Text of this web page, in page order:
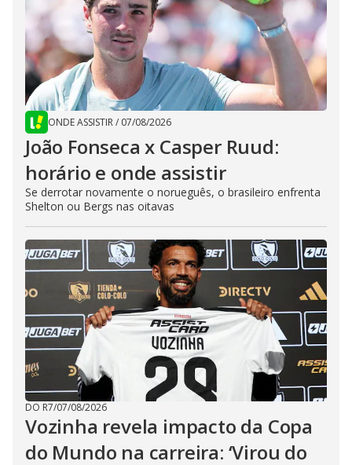
ONDE ASSISTIR/ 07/08/2026
João Fonseca x Casper Ruud:
horário e onde assistir
Se derrotar novamente o norueguês, o brasileiro enfrenta
Shelton ou Bergs nas oitavas
DO R7/07/08/2026
Vozinha revela impacto da Copa
do Mundo na carreira: ‘Virou do